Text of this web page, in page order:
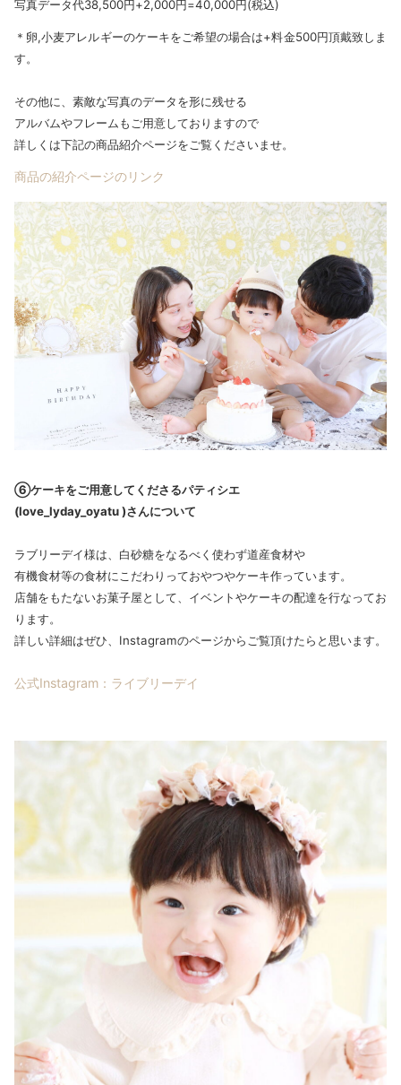
写真データ代38,500円+2,000円=40,000円(税込)
＊卵,小麦アレルギーのケーキをご希望の場合は+料金500円頂戴致しま
す。
その他に、素敵な写真のデータを形に残せる
アルバムやフレームもご用意しておりますので
詳しくは下記の商品紹介ページをご覧くださいませ。
商品の紹介ページのリンク
➅ケーキをご用意してくださるパティシエ
(love_lyday_oyatu )さんについて
ラブリーデイ様は、白砂糖をなるべく使わず道産食材や
有機食材等の食材にこだわりっておやつやケーキ作っています。
店舗をもたないお菓子屋として、イベントやケーキの配達を行なってお
ります。
詳しい詳細はぜひ、Instagramのページからご覧頂けたらと思います。
公式Instagram：ライブリーデイ